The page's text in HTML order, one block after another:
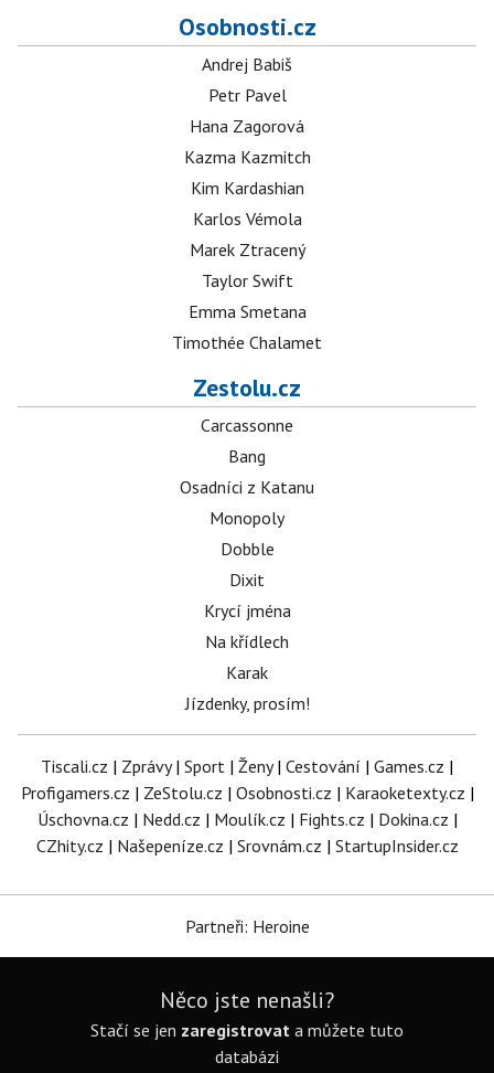
Osobnosti.cz
Andrej Babiš
Petr Pavel
Hana Zagorová
Kazma Kazmitch
Kim Kardashian
Karlos Vémola
Marek Ztracený
Taylor Swift
Emma Smetana
Timothée Chalamet
Zestolu.cz
Carcassonne
Bang
Osadníci z Katanu
Monopoly
Dobble
Dixit
Krycí jména
Na křídlech
Karak
Jízdenky, prosím!
Tiscali.cz | Zprávy| Sport | Ženy| Cestování | Games.cz |
Profigamers.cz | ZeStolu.cz | Osobnosti.cz | Karaoketexty.cz |
Úschovna.cz | Nedd.cz | Moulík.cz | Fights.cz | Dokina.cz |
CZhity.cz | Našepeníze.cz | Srovnám.cz | StartupInsider.cz
Partneři: Heroine
Něco jste nenašli?
Stačí se jen zaregistrovat a můžete tuto
databázi